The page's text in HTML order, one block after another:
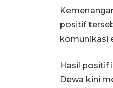
positif
komunikasi
Hasil positif
Dewa kini